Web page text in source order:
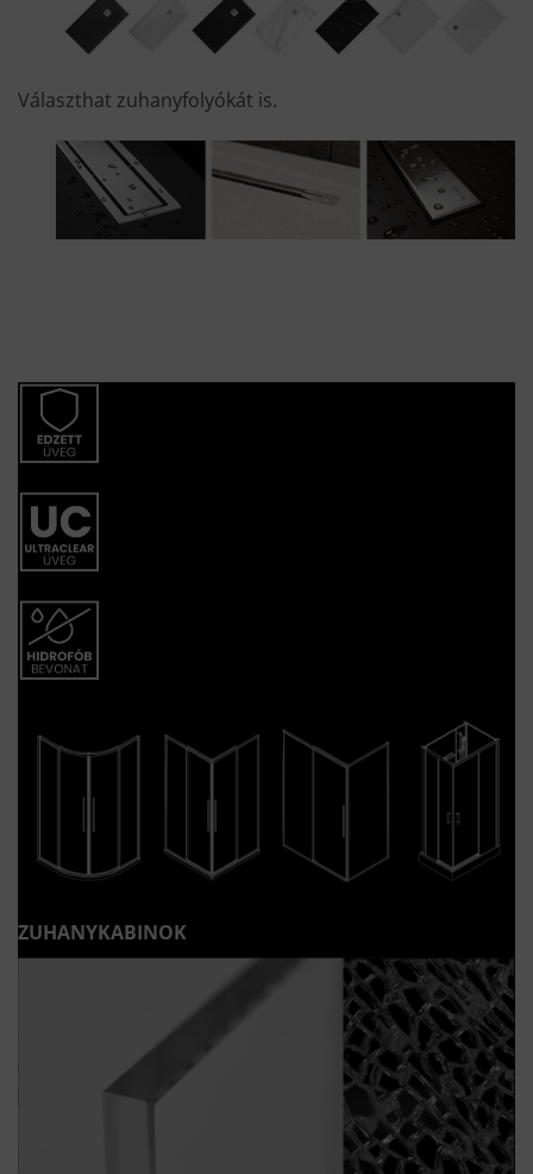
Választhat zuhanyfolyókát is.
ZUHANYKABINOK